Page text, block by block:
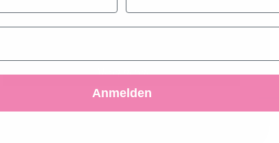
mehr wissen möchten, lesen Sie bitte dieCookie-
Akzeptieren
Einstellungen anpassen
Anmelden